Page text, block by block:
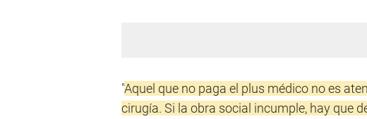
"Aquel que no paga el plus médico no es
cirugía. Si la obra social incumple, hay que